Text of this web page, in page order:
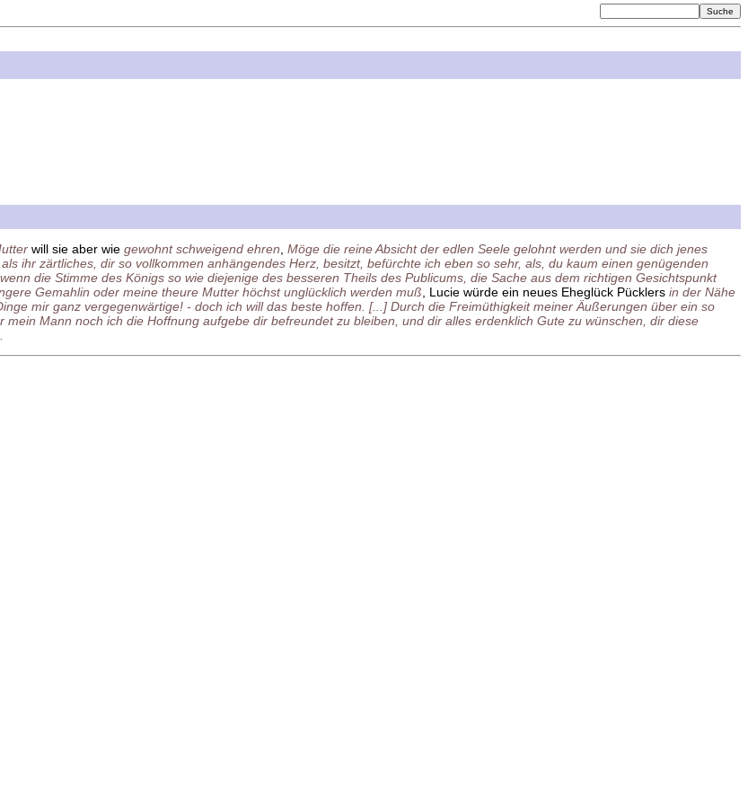
will sie aber wie gewohnt schweigend ehren Möge die reine Absicht der edlen Seele gelohnt werden und sie dich jenes
ihr zärtliches, dir so vollkommen anhängendes Herz, besitzt, befürchte ich eben so sehr, als, du kaum einen genügenden
die Stimme des Königs so wie diejenige des besseren Theils des Publicums, die Sache aus dem richtigen Gesichtspunkt
Gemahlin oder meine theure Mutter höchst unglücklich werden muß , Lucie würde ein neues Eheglück Pücklers in der Nähe
mir ganz vergegenwärtige! - doch ich will das beste hoffen. [...] Durch die Freimüthigkeit meiner Äußerungen über ein so
Mann noch ich die Hoffnung aufgebe dir befreundet zu bleiben, und dir alles erdenklich Gute zu wünschen, dir diese